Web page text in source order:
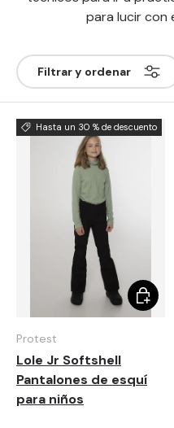
para lucir con
Filtrar y ordenar
Hasta un 30 % de descuento
Protest
Lole Jr Softshell
Pantalones de esquí
para niños
Elegir